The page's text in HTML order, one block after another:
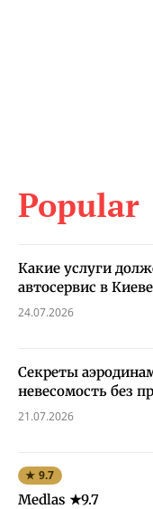
Popular
Какие услуги
автосервис в
24.07.2026
Секреты
невесомость без
21.07.2026
★ 9.7
Medlas ★9.7